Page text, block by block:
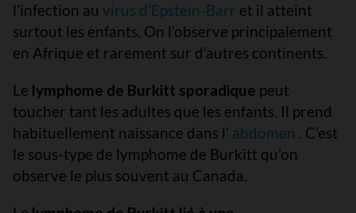
l’infection au virus d’Epstein-Barr et il atteint
surtout les enfants. On l’observe principalement
en Afrique et rarement sur d’autres continents.
Le lymphome de Burkitt sporadique peut
toucher tant les adultes que les enfants. Il prend
habituellement naissance dans l’ abdomen . C’est
le sous-type de lymphome de Burkitt qu’on
observe le plus souvent au Canada.